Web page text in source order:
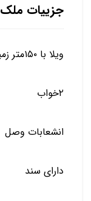
جزییات ملک
ویلا با ۱۵۰متر زمین و ۹۰متر بنا
۲خواب
انشعابات وصل
دارای سند